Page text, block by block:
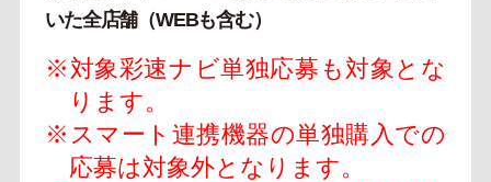
いた全店舗（WEBも含む）
※対象彩速ナビ単独応募も対象とな
ります。
※スマート連携機器の単独購入での
応募は対象外となります。